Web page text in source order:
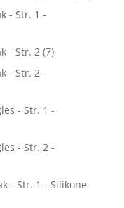
- Str. 1 -
- Str. 2 (7)
- Str. 2 -
- Str. 1 -
- Str. 2 -
- Str. 1 - Silikone